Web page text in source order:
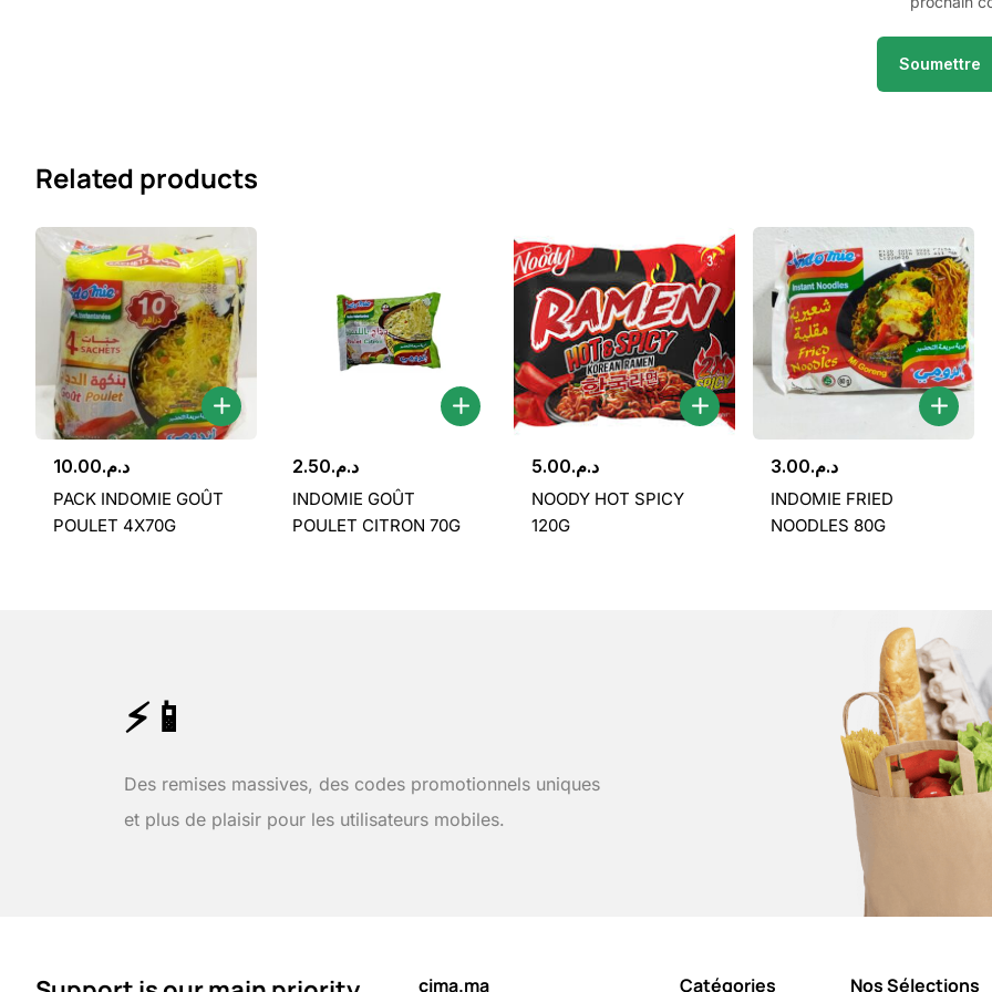
Related products
د.م.10.00
PACK INDOMIE GOÛT
POULET 4X70G
د.م.2.50
INDOMIE GOÛT
POULET CITRON 70G
د.م.5.00
NOODY HOT SPICY
120G
د.م.3.00
INDOMIE FRIED
NOODLES 80G
⚡📱
Des remises massives, des codes promotionnels uniques
et plus de plaisir pour les utilisateurs mobiles.
cima.ma Catégories Nos Sélections